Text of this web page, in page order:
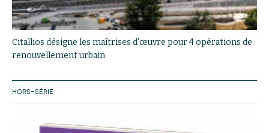
Citallios désigne les maîtrises d'œuvre pour 4 opérations de
renouvellement urbain
HORS-SÉRIE